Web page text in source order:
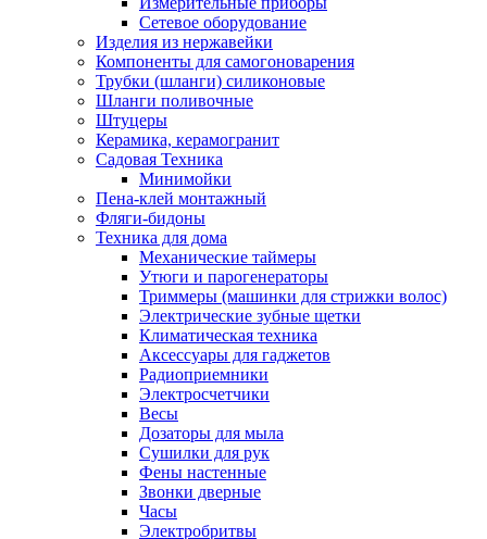
Сетевое оборудование
Изделия из нержавейки
Компоненты для самогоноварения
Трубки (шланги) силиконовые
Шланги поливочные
Штуцеры
Керамика, керамогранит
Садовая Техника
Минимойки
Пена-клей монтажный
Фляги-бидоны
Техника для дома
Механические таймеры
Утюги и парогенераторы
Триммеры (машинки для стрижки волос)
Электрические зубные щетки
Климатическая техника
Аксессуары для гаджетов
Радиоприемники
Электросчетчики
Весы
Дозаторы для мыла
Сушилки для рук
Фены настенные
Звонки дверные
Часы
Электробритвы